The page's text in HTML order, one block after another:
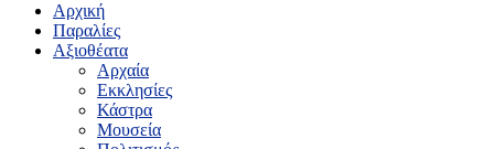
Αρχική
Παραλίες
Αξιοθέατα
Αρχαία
Εκκλησίες
Κάστρα
Μουσεία